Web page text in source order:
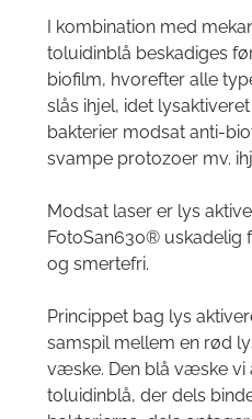
I kombination med
toluidinblå beskadiges
biofilm, hvorefter alle
slås ihjel, idet
bakterier modsat anti-
svampe protozoer mv.
Modsat laser er lys
FotoSan630®
og smertefri.
Princippet bag lys
samspil mellem en rød
væske. Den blå væske vi
toluidinblå, der dels